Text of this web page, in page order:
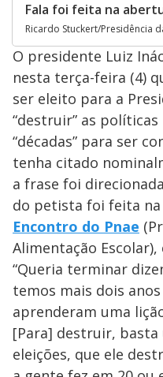
Fala foi feita na
Ricardo Stuckert/Presidência
O presidente Luiz
nesta terça-feira (4)
ser eleito para a
“destruir” as
“décadas” para ser
tenha citado
a frase foi
do petista foi feita
Encontro do Pnae
Alimentação Escolar),
“Queria terminar
temos mais dois
aprenderam uma
[Para] destruir,
eleições, que ele